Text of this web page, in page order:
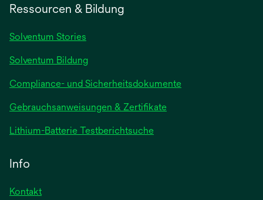
Registerkarte
Ressourcen & Bildung
Solventum Stories
Solventum Bildung
Compliance- und Sicherheitsdokumente
Gebrauchsanweisungen & Zertifikatewird
Lithium-Batterie Testberichtsuchewird
Info
Kontakt